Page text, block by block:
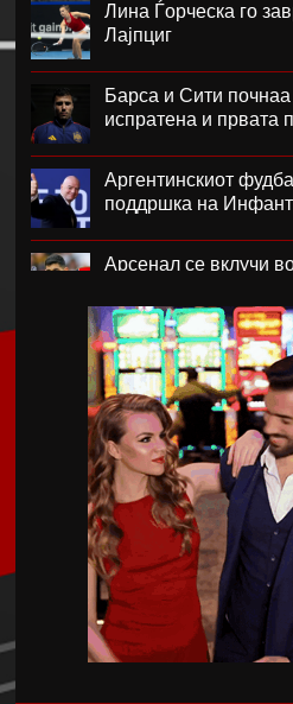
Лина Ѓорческа го
Лајпциг
Барса и Сити
испратена и првата
Аргентинскиот
поддршка на
Арсенал се вклучи
ПСЖ го купи
Монако
Крстевски го
Куманово
Силверстоун се
Мото ГП шампионатот
Винициус го
Мадрид